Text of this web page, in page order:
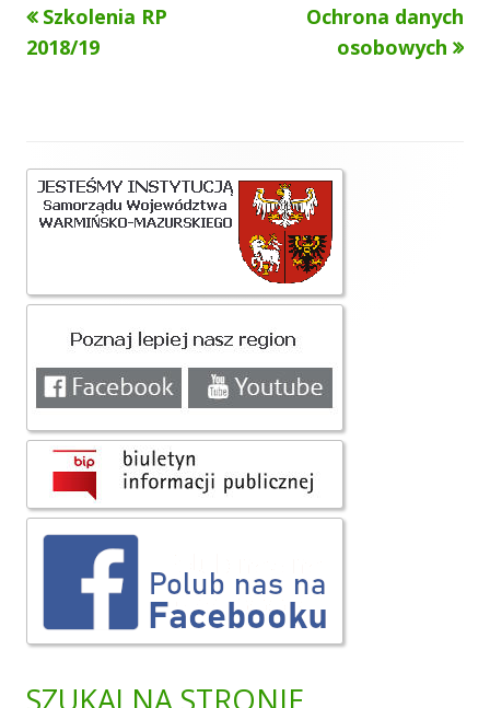
Nawigacja
Poprzedni
artykół
Szkolenia RP
2018/19
Następny
artykół:
Ochrona danych
osobowych
Główny
panel
boczny
SZUKAJ NA STRONIE